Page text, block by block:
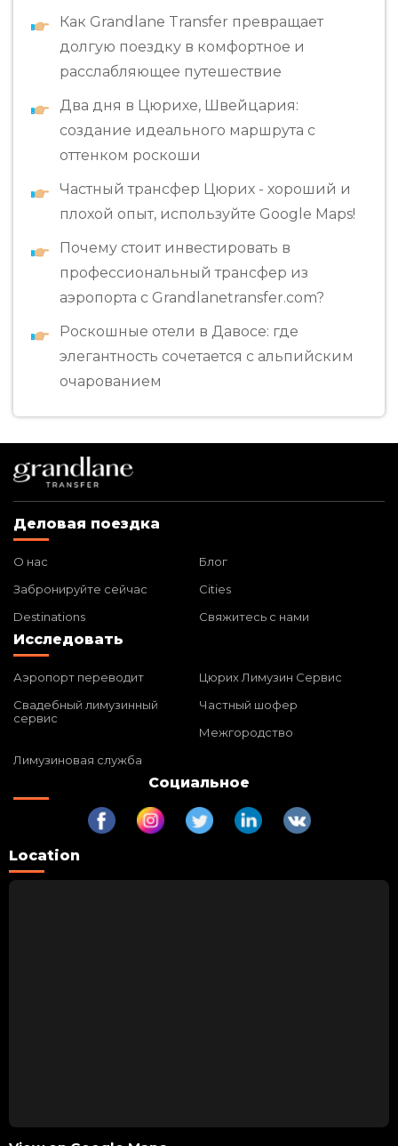
Как Grandlane Transfer превращает
долгую поездку в комфортное и
расслабляющее путешествие
Два дня в Цюрихе, Швейцария:
создание идеального маршрута с
оттенком роскоши
Частный трансфер Цюрих - хороший и
плохой опыт, используйте Google Maps!
Почему стоит инвестировать в
профессиональный трансфер из
аэропорта с Grandlanetransfer.com?
Роскошные отели в Давосе: где
элегантность сочетается с альпийским
очарованием
Деловая поездка
О нас
Блог
Забронируйте сейчас
Cities
Destinations
Свяжитесь с нами
Исследовать
Аэропорт переводит
Цюрих Лимузин Сервис
Свадебный лимузинный
сервис
Частный шофер
Межгородство
Лимузиновая служба
Социальное
Location